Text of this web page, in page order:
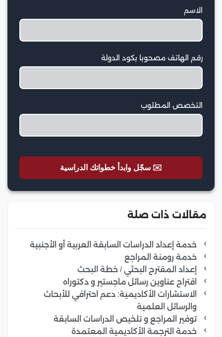
الاسم
رقم الهاتف مصحوبا بكود الدولة
التخصص المطلوب
✉️ سجّل وابدأ خطواتك الدراسية
مقالات ذات صلة
خدمة إعداد الدراسات السابقة العربية أو الأجنبية
خدمة رومنة المراجع
إعداد المقترح البحثي / خطة البحث
اقتراح عناوين رسائل ماجستير و دكتوراه
الاستشارات الأكاديمية: دعم احترافي للأبحاث
والرسائل العلمية
توفير المراجع و تلخيص الدراسات السابقة
خدمة الترجمة الأكاديمية المعتمدة